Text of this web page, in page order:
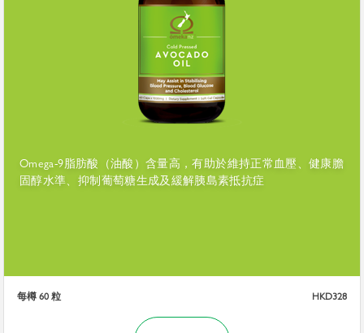
Omega-9脂肪酸（油酸）含量高，有助於維持正常血壓、健康膽
固醇水準、抑制葡萄糖生成及緩解胰島素抵抗症
每樽 60 粒 HKD328